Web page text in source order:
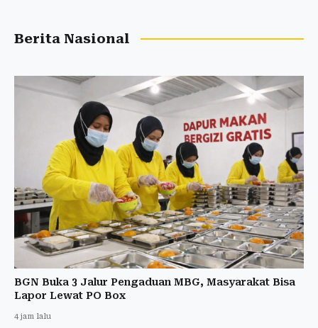
Berita Nasional
BGN Buka 3 Jalur Pengaduan MBG, Masyarakat Bisa
Lapor Lewat PO Box
4 jam lalu